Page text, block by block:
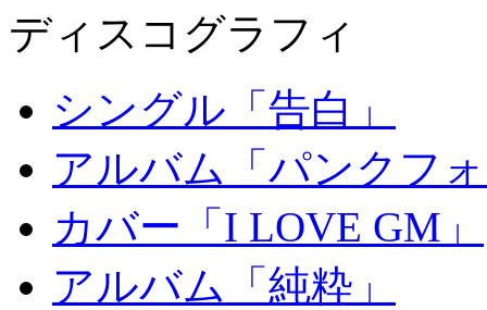
ディスコグラフィ
シングル「告白」
アルバム「パンクフ
カバー「I LOVE GM」
アルバム「純粋」